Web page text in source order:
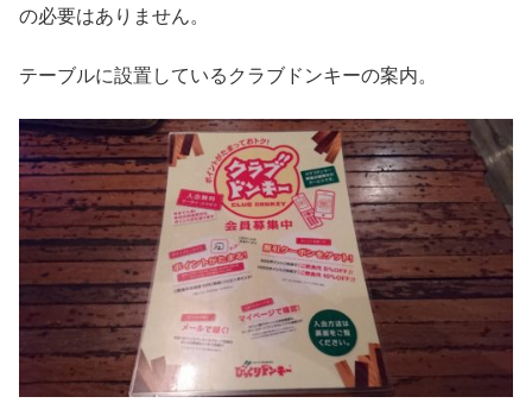
の必要はありません。
テーブルに設置しているクラブドンキーの案内。